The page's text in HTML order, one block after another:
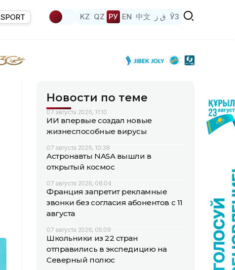
SPORT KZ QZ РУ EN 中文 ق ز ЎЗ
Новости по теме
07 августа 2026, 11:10
ИИ впервые создал новые
жизнеспособные вирусы
07 августа 2026, 10:38
Астронавты NASA вышли в
открытый космос
07 августа 2026, 06:04
Франция запретит рекламные
звонки без согласия абонентов с 11
августа
07 августа 2026, 05:09
Школьники из 22 стран
отправились в экспедицию на
Северный полюс